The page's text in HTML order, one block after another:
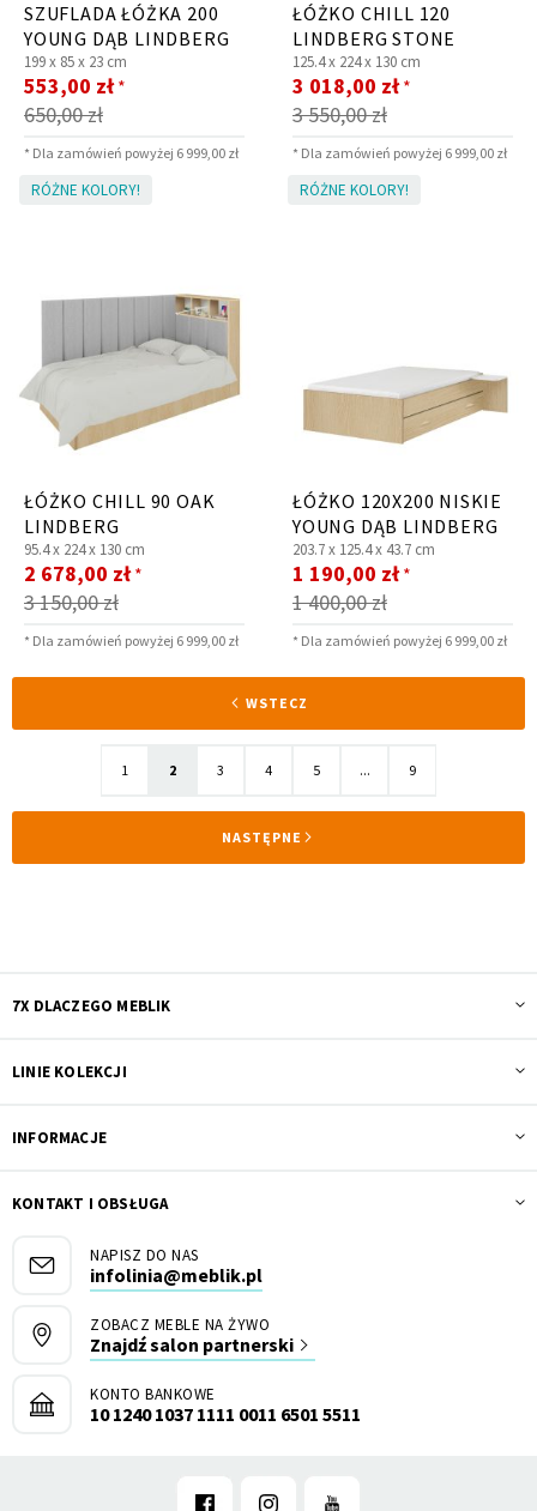
SZUFLADA ŁÓŻKA 200
YOUNG DĄB LINDBERG
199 x 85 x 23 cm
650,00 zł
Cena
promocyjna
553,00 zł *
* Dla zamówień powyżej 6 999,00 zł
ŁÓŻKO CHILL 120
LINDBERG STONE
125.4 x 224 x 130 cm
3 550,00 zł
Cena
promocyjna
3 018,00 zł *
* Dla zamówień powyżej 6 999,00 zł
RÓŻNE KOLORY!
ŁÓŻKO CHILL 90 OAK
LINDBERG
95.4 x 224 x 130 cm
3 150,00 zł
Cena
promocyjna
2 678,00 zł *
* Dla zamówień powyżej 6 999,00 zł
RÓŻNE KOLORY!
ŁÓŻKO 120X200 NISKIE
YOUNG DĄB LINDBERG
203.7 x 125.4 x 43.7 cm
1 400,00 zł
Cena
promocyjna
1 190,00 zł *
* Dla zamówień powyżej 6 999,00 zł
Strona
STRONA
WSTECZ
Strona
1 Aktualnie
czytasz
stronę
2 Strona
3 Strona
4 Strona
5 ... Strona
9
STRONA
NASTĘPNE
7X DLACZEGO MEBLIK
LINIE KOLEKCJI
INFORMACJE
KONTAKT I OBSŁUGA
NAPISZ DO NAS
infolinia@meblik.pl
ZOBACZ MEBLE NA ŻYWO
Znajdź salon partnerski
KONTO BANKOWE
10 1240 1037 1111 0011 6501 5511